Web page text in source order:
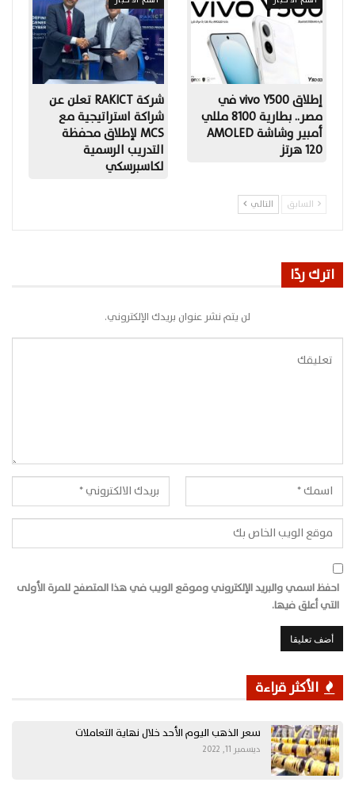
إطلاق vivo Y500 في
مصر.. بطارية 8100 مللي
أمبير وشاشة AMOLED
120 هرتز
شركة RAKICT تعلن عن
شراكة استراتيجية مع
MCS لإطلاق محفظة
التدريب الرسمية
لكاسبرسكي
السابق التالي
اترك ردًا
لن يتم نشر عنوان بريدك الإلكتروني.
احفظ اسمي والبريد الإلكتروني وموقع الويب في هذا المتصفح للمرة الأولى
التي أعلق فيها.
الأكثر قراءة
سعر الذهب اليوم الأحد خلال نهاية التعاملات
ديسمبر 11, 2022